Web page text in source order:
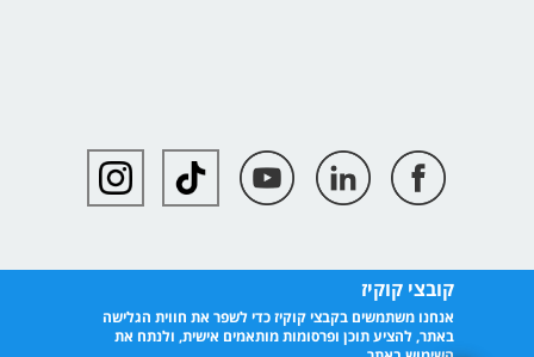
קובצי קוקיז
אנחנו משתמשים בקבצי קוקיז כדי לשפר את חווית הגלישה
באתר, להציע תוכן ופרסומות מותאמים אישית, ולנתח את